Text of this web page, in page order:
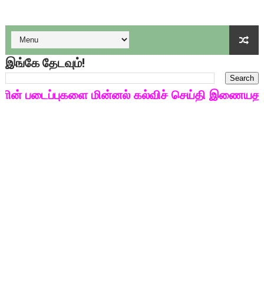
டிசம்பர் - 2024 துறைத் தேர்வுகளுக்கான தேர்வுக்கூட
தொடக்க நிலை மாணவர்களுக்கு தமிழ் படித்துப் பழக 200
4,5 ஆம் வகுப்பு - ஜனவரி முதல் வாரம் பாடக் குறிப்பு
1,2,3 ஆம் வகுப்பு - ஜனவரி முதல் வாரம் பாடக் குறிப்பு
இங்கே தேடவும்!
மின்னல் கல்விச் செய்தி